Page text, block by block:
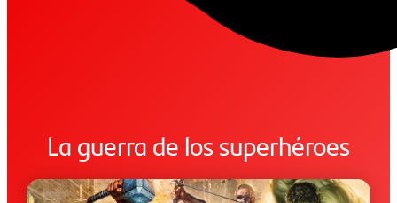
La guerra de los superhéroes